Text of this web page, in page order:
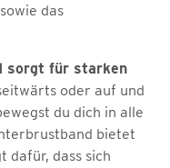
das
sorgt für starken
oder auf und
du dich in alle
bietet
dafür, dass sich